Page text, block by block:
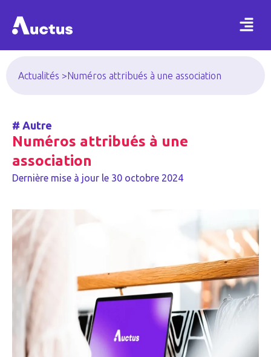
Actualités > Numéros attribués à une association
# Autre
Numéros attribués à une
association
Dernière mise à jour le 30 octobre 2024